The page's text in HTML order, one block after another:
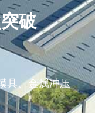
破
具、金属冲压